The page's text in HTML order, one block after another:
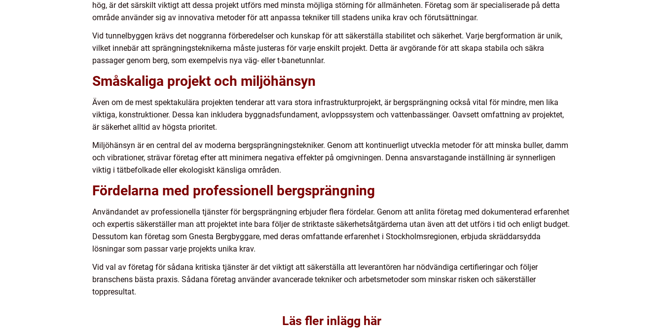
hög, är det särskilt viktigt att dessa projekt utförs med minsta möjliga störning för allmänheten. Företag som är specialiserade på detta
område använder sig av innovativa metoder för att anpassa tekniker till stadens unika krav och förutsättningar.
Vid tunnelbyggen krävs det noggranna förberedelser och kunskap för att säkerställa stabilitet och säkerhet. Varje bergformation är unik,
vilket innebär att sprängningsteknikerna måste justeras för varje enskilt projekt. Detta är avgörande för att skapa stabila och säkra
passager genom berg, som exempelvis nya väg- eller t-banetunnlar.
Småskaliga projekt och miljöhänsyn
Även om de mest spektakulära projekten tenderar att vara stora infrastrukturprojekt, är bergsprängning också vital för mindre, men lika
viktiga, konstruktioner. Dessa kan inkludera byggnadsfundament, avloppssystem och vattenbassänger. Oavsett omfattning av projektet,
är säkerhet alltid av högsta prioritet.
Miljöhänsyn är en central del av moderna bergsprängningstekniker. Genom att kontinuerligt utveckla metoder för att minska buller, damm
och vibrationer, strävar företag efter att minimera negativa effekter på omgivningen. Denna ansvarstagande inställning är synnerligen
viktig i tätbefolkade eller ekologiskt känsliga områden.
Fördelarna med professionell bergsprängning
Användandet av professionella tjänster för bergsprängning erbjuder flera fördelar. Genom att anlita företag med dokumenterad erfarenhet
och expertis säkerställer man att projektet inte bara följer de striktaste säkerhetsåtgärderna utan även att det utförs i tid och enligt budget.
Dessutom kan företag som Gnesta Bergbyggare, med deras omfattande erfarenhet i Stockholmsregionen, erbjuda skräddarsydda
lösningar som passar varje projekts unika krav.
Vid val av företag för sådana kritiska tjänster är det viktigt att säkerställa att leverantören har nödvändiga certifieringar och följer
branschens bästa praxis. Sådana företag använder avancerade tekniker och arbetsmetoder som minskar risken och säkerställer
toppresultat.
Läs fler inlägg här